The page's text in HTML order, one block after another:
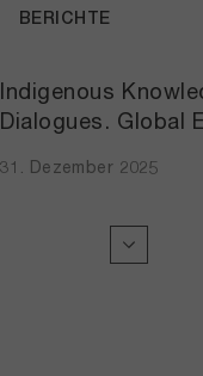
Indigenous
Dialogues. Global
31. Dezember 2025
BERICHTE